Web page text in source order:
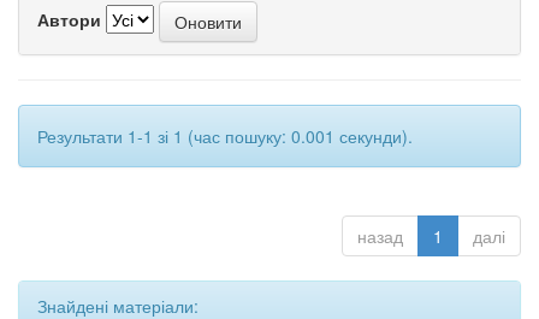
Автори
Результати 1-1 зі 1 (час пошуку: 0.001 секунди).
назад 1 далі
Знайдені матеріали: